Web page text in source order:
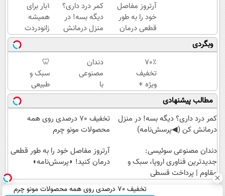
آرتروز مفاصل
خود را به طور
قطعی درمان
کنید!
◗پرسش‌نامه◖
کمر درد داری؟
دیگه بسه! در
منزل درمانش
کن
(◀پرسش‌نامه)
1بار برای
همیشه
زانودردت
رودرمان کن!
(تکنولوژی
آلمان)
◂پرسشنامه▸
وبگردی
70٪
تخفیف
ویژه +
خرید
اقساطی
با
اسنپ‌پی
دندان
مصنوعی
با
تکنولوژی
دیجیتال
سوئیسی
🇨🇭
🦷
سبک و
طبیعی
مثل
دندان
خودت!
پرداخت
اقساطی
تهران
مطالب پیشنهادی
کمر درد داری؟ دیگه بسه! در منزل
درمانش کن (◀پرسش‌نامه)
تخفیف 70 درصدی روی همه
محصولات مونو چرم
دندان مصنوعی سوئیسی:
جدیدترین فناوری اروپا، سبک و
مقاوم | پرداخت قسطی
آرتروز مفاصل خود را به طور قطعی
درمان کنید! ◗پرسش‌نامه◖
تخفیف 70 درصدی روی همه محصولات مونو چرم